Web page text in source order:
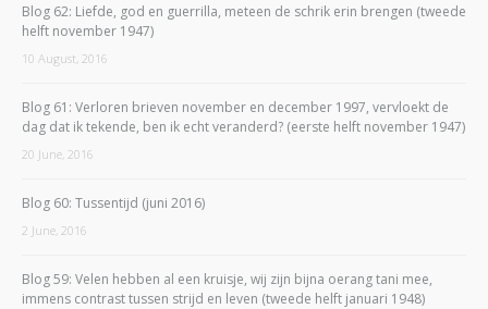
Blog 62: Liefde, god en guerrilla, meteen de schrik erin brengen (tweede
helft november 1947)
10 August, 2016
Blog 61: Verloren brieven november en december 1997, vervloekt de
dag dat ik tekende, ben ik echt veranderd? (eerste helft november 1947)
20 June, 2016
Blog 60: Tussentijd (juni 2016)
2 June, 2016
Blog 59: Velen hebben al een kruisje, wij zijn bijna oerang tani mee,
immens contrast tussen strijd en leven (tweede helft januari 1948)